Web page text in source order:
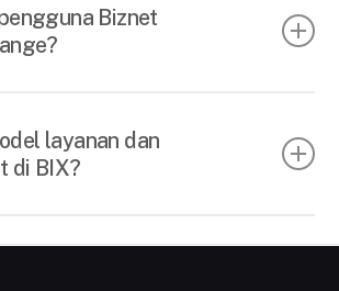
jaringan (peering), sehingga jalur
lebih rendah, dan biaya
Biznet
service provider, dan enterprise
performa konektivitas yang
layanan dan
di BIX?